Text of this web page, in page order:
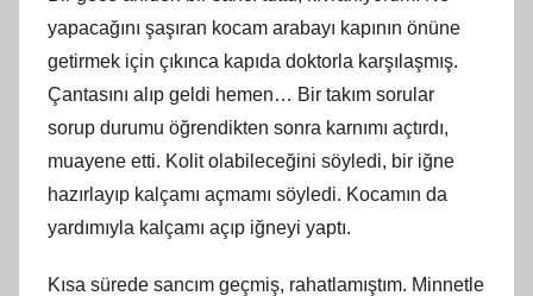
yapacağını şaşıran kocam arabayı kapının önüne
getirmek için çıkınca kapıda doktorla karşılaşmış.
Çantasını alıp geldi hemen… Bir takım sorular
sorup durumu öğrendikten sonra karnımı açtırdı,
muayene etti. Kolit olabileceğini söyledi, bir iğne
hazırlayıp kalçamı açmamı söyledi. Kocamın da
yardımıyla kalçamı açıp iğneyi yaptı.
Kısa sürede sancım geçmiş, rahatlamıştım. Minnetle